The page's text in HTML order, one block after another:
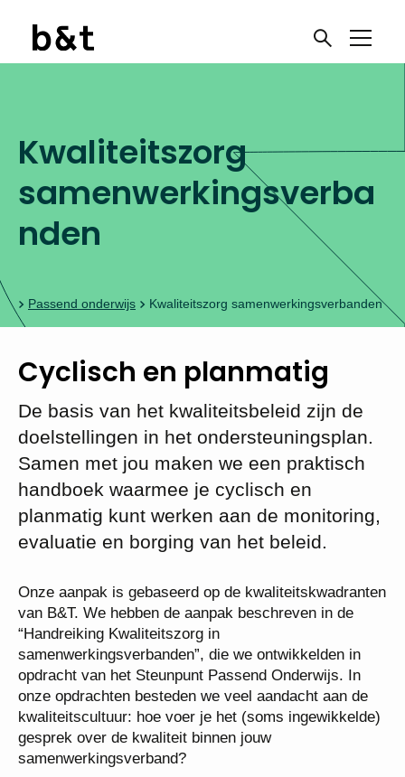
Kwaliteitszorg
samenwerkingsverba
nden
Passend onderwijs Kwaliteitszorg samenwerkingsverbanden
Cyclisch en planmatig
De basis van het kwaliteitsbeleid zijn de
doelstellingen in het ondersteuningsplan.
Samen met jou maken we een praktisch
handboek waarmee je cyclisch en
planmatig kunt werken aan de monitoring,
evaluatie en borging van het beleid.
Onze aanpak is gebaseerd op de kwaliteitskwadranten
van B&T. We hebben de aanpak beschreven in de
“Handreiking Kwaliteitszorg in
samenwerkingsverbanden”, die we ontwikkelden in
opdracht van het Steunpunt Passend Onderwijs. In
onze opdrachten besteden we veel aandacht aan de
kwaliteitscultuur: hoe voer je het (soms ingewikkelde)
gesprek over de kwaliteit binnen jouw
samenwerkingsverband?